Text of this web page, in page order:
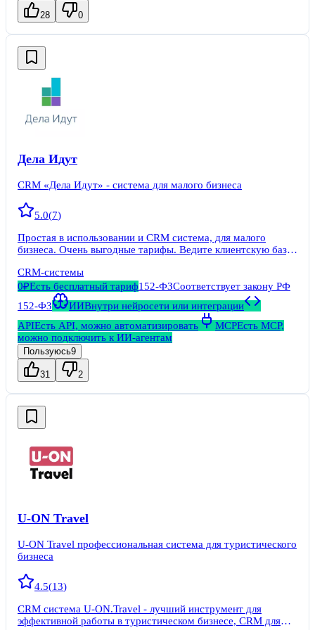
28 0
Дела Идут
CRM «Дела Идут» - система для малого бизнеса
5.0(7)
Простая в использовании и CRM система, для малого
бизнеса. Очень выгодные тарифы. Ведите клиентскую базу,
системы. Важнейшие преимущества софта - это
лаконичность интерфейса и простота использования.
CRM-системы
0₽Есть бесплатный тариф152-ФЗСоответствует закону РФ
152-ФЗ
ИИВнутри нейросети или интеграции
APIЕсть API, можно автоматизировать MCPЕсть MCP,
можно подключить к ИИ-агентам
Пользуюсь9
31 2
U-ON Travel
U-ON Travel профессиональная система для туристического
бизнеса
4.5(13)
CRM система U-ON.Travel - лучший инструмент для
эффективной работы в туристическом бизнесе, CRM для